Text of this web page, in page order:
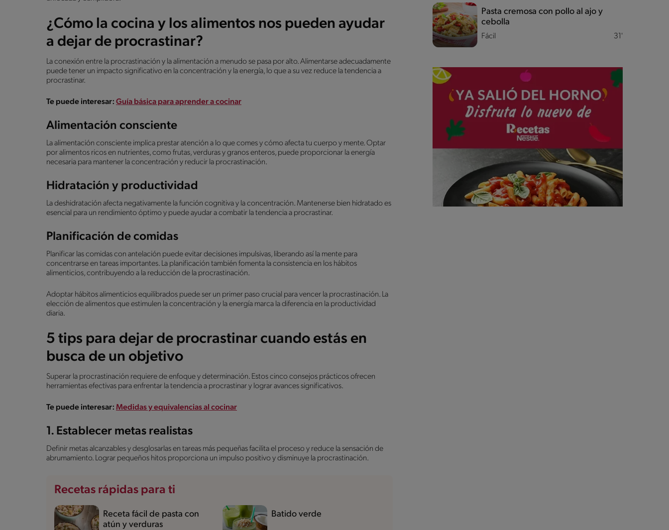
¿Cómo la cocina y los alimentos nos pueden ayudar
a dejar de procrastinar?
La conexión entre la procrastinación y la alimentación a menudo se pasa por alto. Alimentarse adecuadamente
puede tener un impacto significativo en la concentración y la energía, lo que a su vez reduce la tendencia a
procrastinar.
Te puede interesar: Guía básica para aprender a cocinar
Alimentación consciente
La alimentación consciente implica prestar atención a lo que comes y cómo afecta tu cuerpo y mente. Optar
por alimentos ricos en nutrientes, como frutas, verduras y granos enteros, puede proporcionar la energía
necesaria para mantener la concentración y reducir la procrastinación.
Hidratación y productividad
La deshidratación afecta negativamente la función cognitiva y la concentración. Mantenerse bien hidratado es
esencial para un rendimiento óptimo y puede ayudar a combatir la tendencia a procrastinar.
Planificación de comidas
Planificar las comidas con antelación puede evitar decisiones impulsivas, liberando así la mente para
concentrarse en tareas importantes. La planificación también fomenta la consistencia en los hábitos
alimenticios, contribuyendo a la reducción de la procrastinación.
Adoptar hábitos alimenticios equilibrados puede ser un primer paso crucial para vencer la procrastinación. La
elección de alimentos que estimulen la concentración y la energía marca la diferencia en la productividad
diaria.
5 tips para dejar de procrastinar cuando estás en
busca de un objetivo
Superar la procrastinación requiere de enfoque y determinación. Estos cinco consejos prácticos ofrecen
herramientas efectivas para enfrentar la tendencia a procrastinar y lograr avances significativos.
Te puede interesar: Medidas y equivalencias al cocinar
1. Establecer metas realistas
Definir metas alcanzables y desglosarlas en tareas más pequeñas facilita el proceso y reduce la sensación de
abrumamiento. Lograr pequeños hitos proporciona un impulso positivo y disminuye la procrastinación.
Recetas rápidas para ti
Receta fácil de pasta con
atún y verduras
Batido verde
Fácil 31'
Pasta cremosa con pollo al ajo y
cebolla